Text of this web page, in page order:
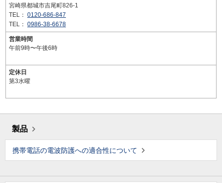
宮崎県都城市吉尾町826-1
TEL： 0120-686-847
TEL： 0986-38-6678
営業時間
午前9時〜午後6時
定休日
第3水曜
製品
携帯電話の電波防護への適合性について